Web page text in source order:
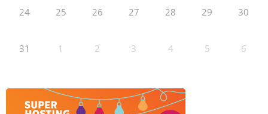
24 25 26 27 28 29 30
31 1 2 3 4 5 6